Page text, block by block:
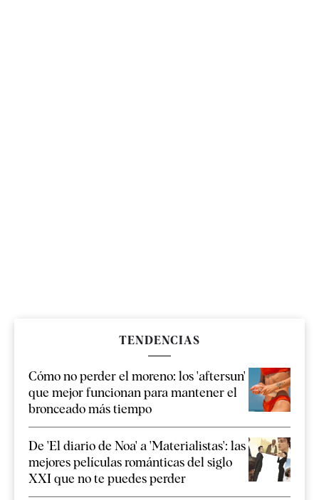
TENDENCIAS
Cómo no perder el moreno: los 'aftersun'
que mejor funcionan para mantener el
bronceado más tiempo
De 'El diario de Noa' a 'Materialistas': las
mejores películas románticas del siglo
XXI que no te puedes perder